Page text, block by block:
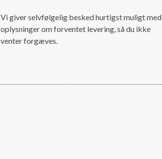
Vi giver selvfølgelig besked hurtigst muligt med
oplysninger om forventet levering, så du ikke
venter forgæves.